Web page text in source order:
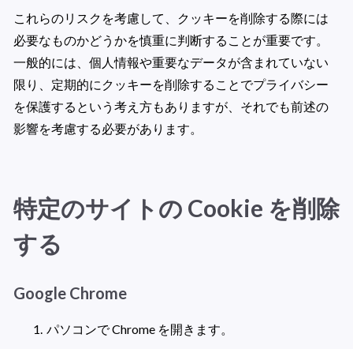
これらのリスクを考慮して、クッキーを削除する際には
必要なものかどうかを慎重に判断することが重要です。
一般的には、個人情報や重要なデータが含まれていない
限り、定期的にクッキーを削除することでプライバシー
を保護するという考え方もありますが、それでも前述の
影響を考慮する必要があります。
特定のサイトの Cookie を削除
する
Google Chrome
パソコンで Chrome を開きます。